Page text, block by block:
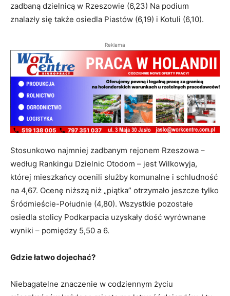
zadbaną dzielnicą w Rzeszowie (6,23) Na podium
znalazły się także osiedla Piastów (6,19) i Kotuli (6,10).
Reklama
Stosunkowo najmniej zadbanym rejonem Rzeszowa –
według Rankingu Dzielnic Otodom – jest Wilkowyja,
której mieszkańcy ocenili służby komunalne i schludność
na 4,67. Ocenę niższą niż „piątka” otrzymało jeszcze tylko
Śródmieście-Południe (4,80). Wszystkie pozostałe
osiedla stolicy Podkarpacia uzyskały dość wyrównane
wyniki – pomiędzy 5,50 a 6.
Gdzie łatwo dojechać?
Niebagatelne znaczenie w codziennym życiu